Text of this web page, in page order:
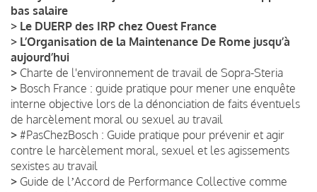
bas salaire
> Le DUERP des IRP chez Ouest France
> L’Organisation de la Maintenance De Rome jusqu’à
aujourd’hui
> Charte de l'environnement de travail de Sopra-Steria
> Bosch France : guide pratique pour mener une enquête
interne objective lors de la dénonciation de faits éventuels
de harcèlement moral ou sexuel au travail
> #PasChezBosch : Guide pratique pour prévenir et agir
contre le harcèlement moral, sexuel et les agissements
sexistes au travail
> Guide de lʼAccord de Performance Collective comme